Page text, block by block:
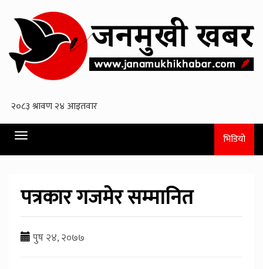
Toggle
navigation
भिडियो
पत्रकार गजमेर सम्मानित
पुष २४, २०७७